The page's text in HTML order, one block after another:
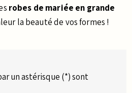
robes de mariée en grande
la beauté de vos formes !
un astérisque (*) sont